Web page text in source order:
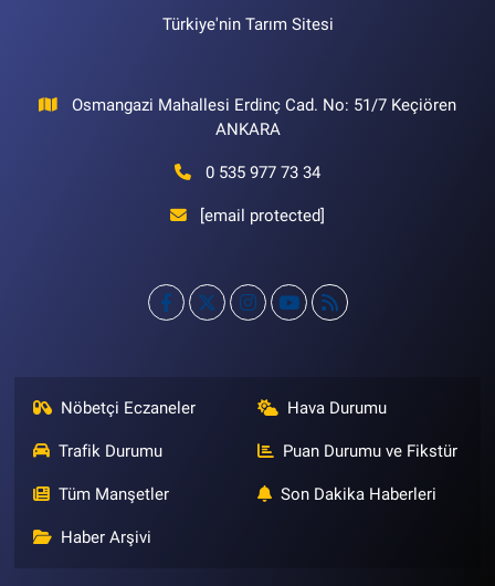
Türkiye'nin Tarım Sitesi
Osmangazi Mahallesi Erdinç Cad. No: 51/7 Keçiören
ANKARA
0 535 977 73 34
[email protected]
Nöbetçi Eczaneler Hava Durumu
Trafik Durumu Puan Durumu ve Fikstür
Tüm Manşetler Son Dakika Haberleri
Haber Arşivi